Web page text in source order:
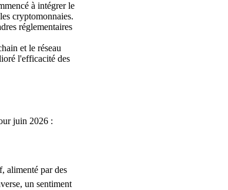
à intégrer le
cryptomonnaies.
réglementaires
et le réseau
l'efficacité des
juin 2026 :
alimenté par des
un sentiment